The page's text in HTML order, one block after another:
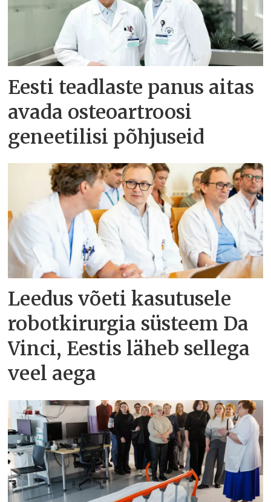
Eesti teadlaste panus aitas
avada osteoartroosi
geneetilisi põhjuseid
Leedus võeti kasutusele
robotkirurgia süsteem Da
Vinci, Eestis läheb sellega
veel aega